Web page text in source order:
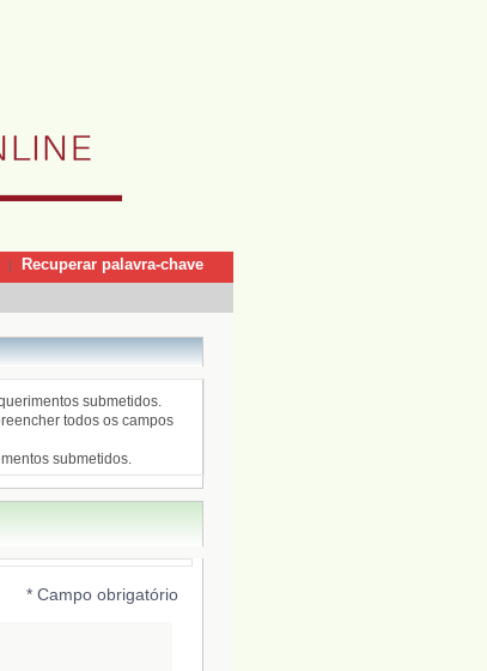
| Recuperar palavra-chave